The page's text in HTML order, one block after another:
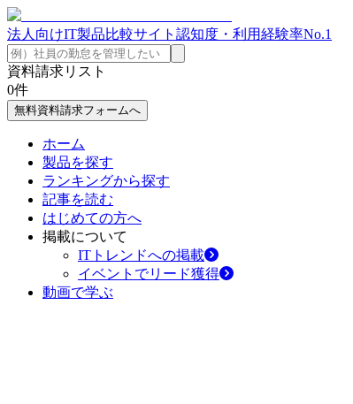
法人向けIT製品比較サイト 認知度・利用経験率No.1
資料請求リスト
0件
無料資料請求フォームへ
ホーム
製品を探す
ランキングから探す
記事を読む
はじめての方へ
掲載について
ITトレンドへの掲載
イベントでリード獲得
動画で学ぶ